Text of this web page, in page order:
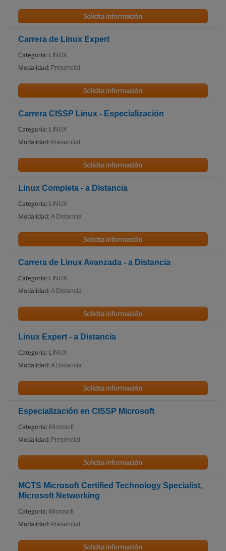
Solicita información
Carrera de Linux Expert
Categoría: LINUX
Modalidad: Presencial
Solicita información
Carrera CISSP Linux - Especialización
Categoría: LINUX
Modalidad: Presencial
Solicita información
Linux Completa - a Distancia
Categoría: LINUX
Modalidad: A Distancia
Solicita información
Carrera de Linux Avanzada - a Distancia
Categoría: LINUX
Modalidad: A Distancia
Solicita información
Linux Expert - a Distancia
Categoría: LINUX
Modalidad: A Distancia
Solicita información
Especialización en CISSP Microsoft
Categoría: Microsoft
Modalidad: Presencial
Solicita información
MCTS Microsoft Certified Technology Specialist,
Microsoft Networking
Categoría: Microsoft
Modalidad: Presencial
Solicita información